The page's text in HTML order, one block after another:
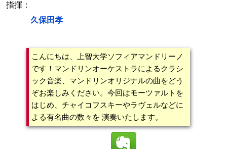
指揮：
久保田孝
こんにちは、上智大学ソフィアマンドリーノ
です！マンドリンオーケストラによるクラシ
ック音楽、マンドリンオリジナルの曲をどう
ぞお楽しみください。今回はモーツァルトを
はじめ、チャイコフスキーやラヴェルなどに
よる有名曲の数々を 演奏いたします。